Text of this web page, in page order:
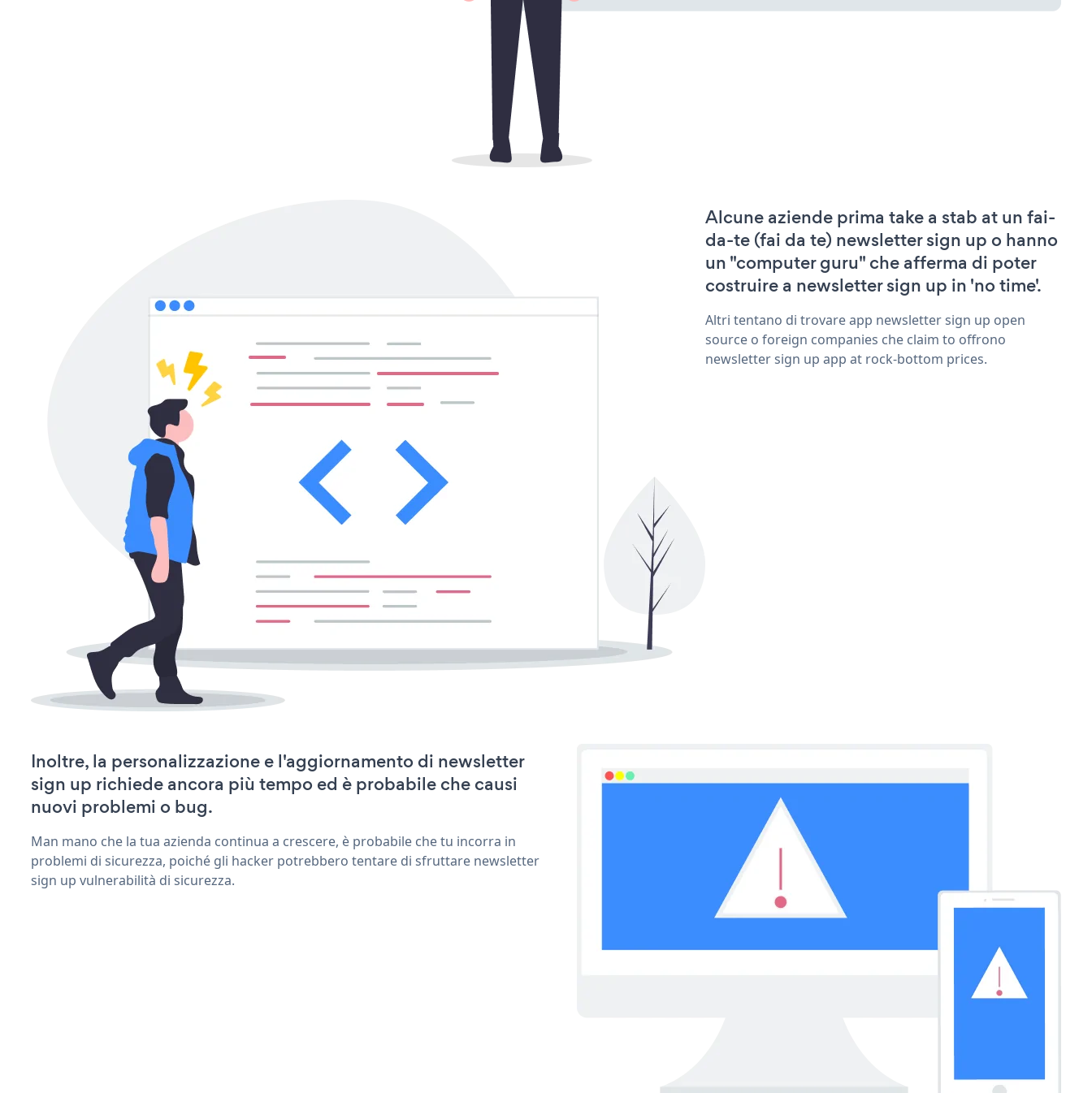
Alcune aziende prima take a stab at un fai-
da-te (fai da te) newsletter sign up o hanno
un "computer guru" che afferma di poter
costruire a newsletter sign up in 'no time'.
Altri tentano di trovare app newsletter sign up open
source o foreign companies che claim to offrono
newsletter sign up app at rock-bottom prices.
Inoltre, la personalizzazione e l'aggiornamento di newsletter
sign up richiede ancora più tempo ed è probabile che causi
nuovi problemi o bug.
Man mano che la tua azienda continua a crescere, è probabile che tu incorra in
problemi di sicurezza, poiché gli hacker potrebbero tentare di sfruttare newsletter
sign up vulnerabilità di sicurezza.